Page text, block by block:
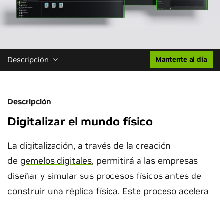
Descripción Mantente al día
Descripción
Digitalizar el mundo físico
La digitalización, a través de la creación
de gemelos digitales, permitirá a las empresas
diseñar y simular sus procesos físicos antes de
construir una réplica física. Este proceso acelera